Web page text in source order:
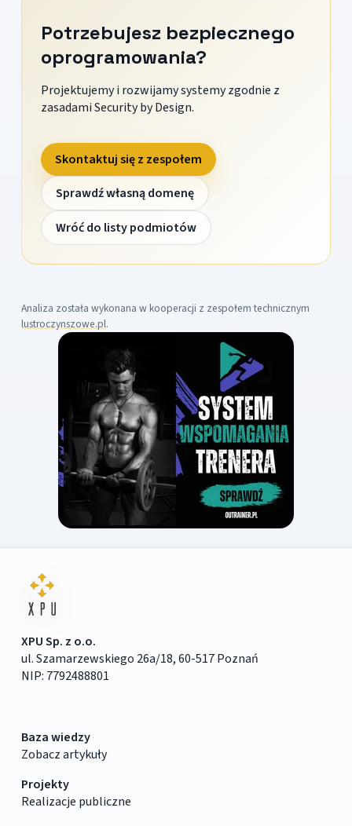
Potrzebujesz bezpiecznego
oprogramowania?
Projektujemy i rozwijamy systemy zgodnie z
zasadami Security by Design.
Skontaktuj się z zespołem
Sprawdź własną domenę
Wróć do listy podmiotów
Analiza została wykonana w kooperacji z zespołem technicznym
lustroczynszowe.pl.
XPU Sp. z o.o.
ul. Szamarzewskiego 26a/18, 60-517 Poznań
NIP: 7792488801
Baza wiedzy
Zobacz artykuły
Projekty
Realizacje publiczne